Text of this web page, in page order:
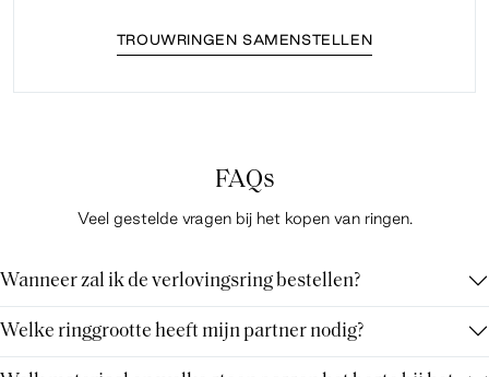
TROUWRINGEN SAMENSTELLEN
FAQs
Veel gestelde vragen bij het kopen van ringen.
Wanneer zal ik de verlovingsring bestellen?
Welke ringgrootte heeft mijn partner nodig?